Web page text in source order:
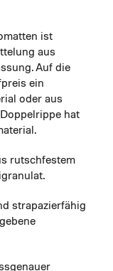
ist
aus
Auf die
ein
oder aus
hat
rutschfestem
strapazierfähig